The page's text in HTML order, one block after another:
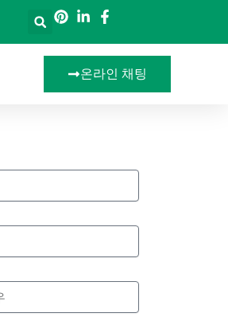
온라인 채팅